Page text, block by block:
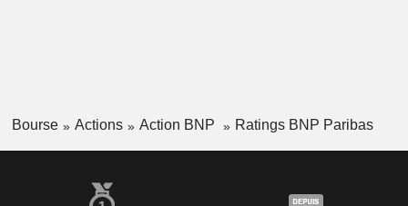
Bourse Actions Action BNP Ratings BNP Paribas